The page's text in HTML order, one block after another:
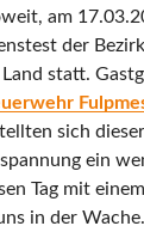
am
der
statt.
sich
ein
Tag mit
in der Wache.